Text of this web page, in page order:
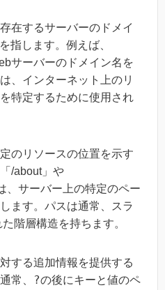
在するサーバーのドメイ
指します。例えば、
サーバーのドメイン名を
、インターネット上のリ
特定するために使用され
のリソースの位置を示す
/about」や
、サーバー上の特定のペー
ます。パスは通常、スラ
階層構造を持ちます。
する追加情報を提供する
常、
?の後にキーと値のペ